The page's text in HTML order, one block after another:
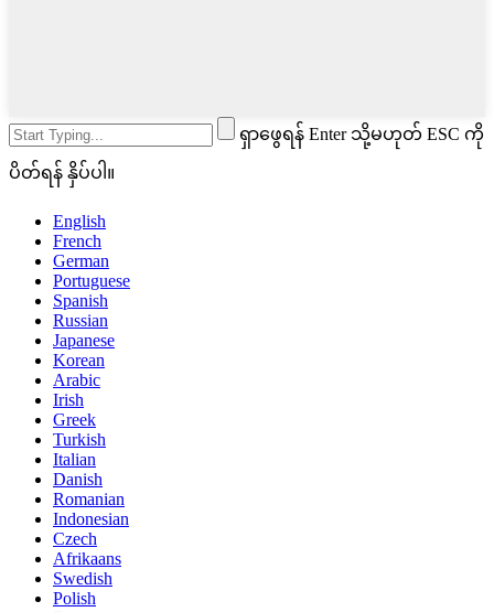
ရှာဖွေရန် Enter သို့မဟုတ် ESC ကို
ပိတ်ရန် နှိပ်ပါ။
English
French
German
Portuguese
Spanish
Russian
Japanese
Korean
Arabic
Irish
Greek
Turkish
Italian
Danish
Romanian
Indonesian
Czech
Afrikaans
Swedish
Polish